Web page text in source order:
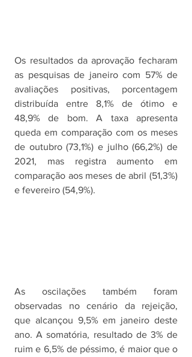
Os resultados da aprovação fecharam
as pesquisas de janeiro com 57% de
avaliações positivas, porcentagem
distribuída entre 8,1% de ótimo e
48,9% de bom. A taxa apresenta
queda em comparação com os meses
de outubro (73,1%) e julho (66,2%) de
2021, mas registra aumento em
comparação aos meses de abril (51,3%)
e fevereiro (54,9%).
As oscilações também foram
observadas no cenário da rejeição,
que alcançou 9,5% em janeiro deste
ano. A somatória, resultado de 3% de
ruim e 6,5% de péssimo, é maior que o